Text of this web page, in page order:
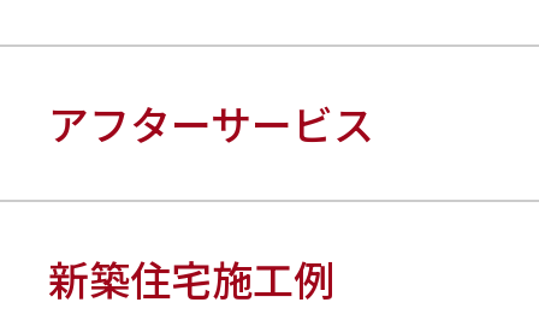
アフターサービス
新築住宅施工例